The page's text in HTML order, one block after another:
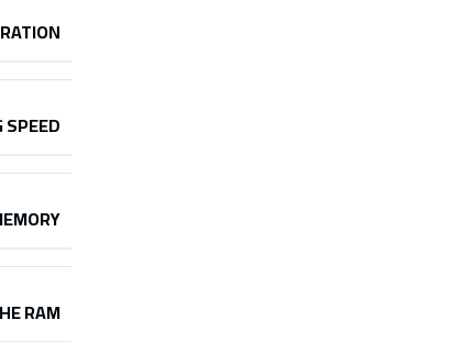
SPEED
RAM